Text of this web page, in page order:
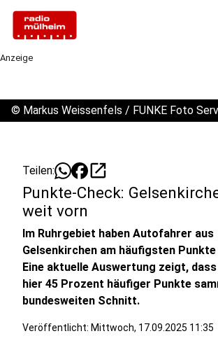
Anzeige
© Markus Weissenfels / FUNKE Foto
Teilen: open_in_new
Punkte-Check:
weit vorn
Im Ruhrgebiet haben Autofahrer aus
Gelsenkirchen am häufigsten
Eine aktuelle Auswertung zeigt,
hier 45 Prozent häufiger Punkte
bundesweiten Schnitt.
Veröffentlicht: Mittwoch, 17.09.2025 11:35